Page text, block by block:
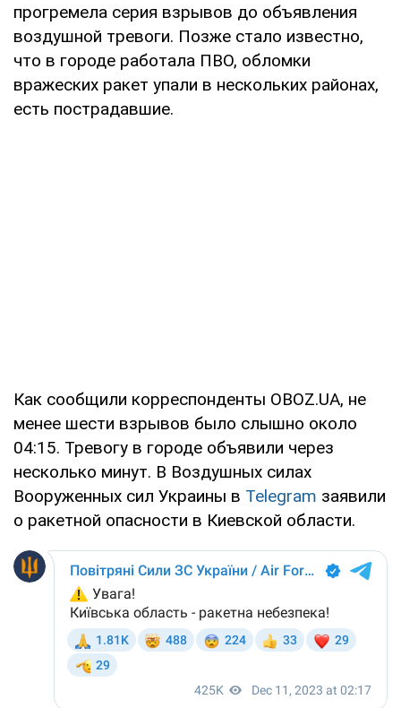
прогремела серия взрывов до объявления
воздушной тревоги. Позже стало известно,
что в городе работала ПВО, обломки
вражеских ракет упали в нескольких районах,
есть пострадавшие.
Как сообщили корреспонденты OBOZ.UA, не
менее шести взрывов было слышно около
04:15. Тревогу в городе объявили через
несколько минут. В Воздушных силах
Вооруженных сил Украины в Telegram заявили
о ракетной опасности в Киевской области.